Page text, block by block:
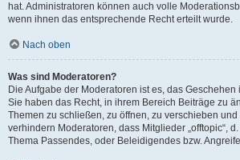
hat. Administratoren können auch volle
wenn ihnen das entsprechende Recht erteilt wurde.
Nach oben
Was sind Moderatoren?
Die Aufgabe der Moderatoren ist es, das
Sie haben das Recht, in ihrem Bereich Beiträge zu
Themen zu schließen, zu öffnen, zu verschieben
verhindern Moderatoren, dass Mitglieder „offtopic“,
Thema Passendes, oder Beleidigendes bzw.